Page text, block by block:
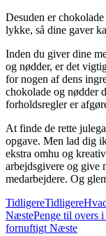
Desuden er
lykke, så dine gaver
Inden du giver dine
og nødder, er det
for nogen af dens
chokolade og nødder
forholdsregler er
At finde de rette
opgave. Men lad dig
ekstra omhu og
arbejdsgivere og give
medarbejdere. Og
TidligereTidligere
NæstePenge til overs
fornuftigt Næste